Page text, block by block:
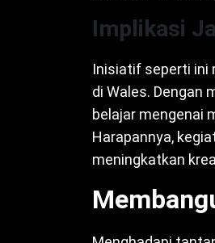
Implikasi
Inisiatif seperti ini
di Wales. Dengan
belajar mengenai
Harapannya,
meningkatkan